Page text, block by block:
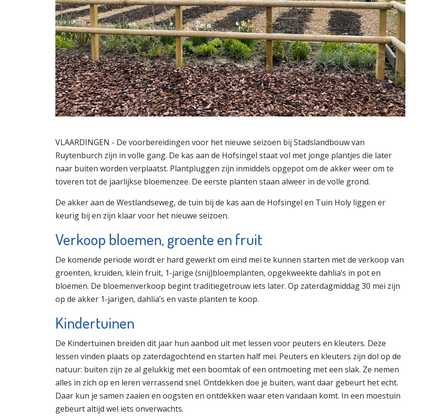
VLAARDINGEN - De voorbereidingen voor het nieuwe seizoen bij Stadslandbouw van
Ruytenburch zijn in volle gang. De kas aan de Hofsingel staat vol met jonge plantjes die later
naar buiten worden verplaatst. Plantpluggen zijn inmiddels opgepot om de akker weer om te
toveren tot de jaarlijkse bloemenzee. De eerste planten staan alweer in de volle grond.
De akker aan de Westlandseweg, de tuin bij de kas aan de Hofsingel en Tuin Holy liggen er
keurig bij en zijn klaar voor het nieuwe seizoen.
Verkoop bloemen, groente en fruit
De komende periode wordt er hard gewerkt om eind mei te kunnen starten met de verkoop van
groenten, kruiden, klein fruit, 1-jarige (snij)bloemplanten, opgekweekte dahlia’s in pot en
bloemen. De bloemenverkoop begint traditiegetrouw iets later. Op zaterdagmiddag 30 mei zijn
op de akker 1-jarigen, dahlia’s en vaste planten te koop.
Kindertuinen
De Kindertuinen breiden dit jaar hun aanbod uit met lessen voor peuters en kleuters. Deze
lessen vinden plaats op zaterdagochtend en starten half mei. Peuters en kleuters zijn dol op de
natuur: buiten zijn ze al gelukkig met een boomtak of een ontmoeting met een slak. Ze nemen
alles in zich op en leren verrassend snel. Ontdekken doe je buiten, want daar gebeurt het echt.
Daar kun je samen zaaien en oogsten en ontdekken waar eten vandaan komt. In een moestuin
gebeurt altijd wel iets onverwachts.